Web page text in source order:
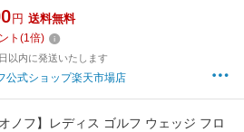
WEDGE LADY FROG'S
円 送料無料
ト (1倍)
以内に発送いたします
公式ショップ楽天市場店
オノフ】レディス ゴルフ ウェッジ フロ